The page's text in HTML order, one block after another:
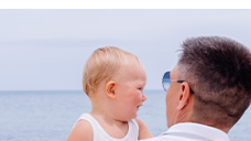
Beißen
Blutung